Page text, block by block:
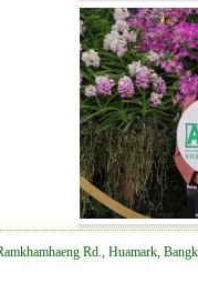
Rd., Huamark,